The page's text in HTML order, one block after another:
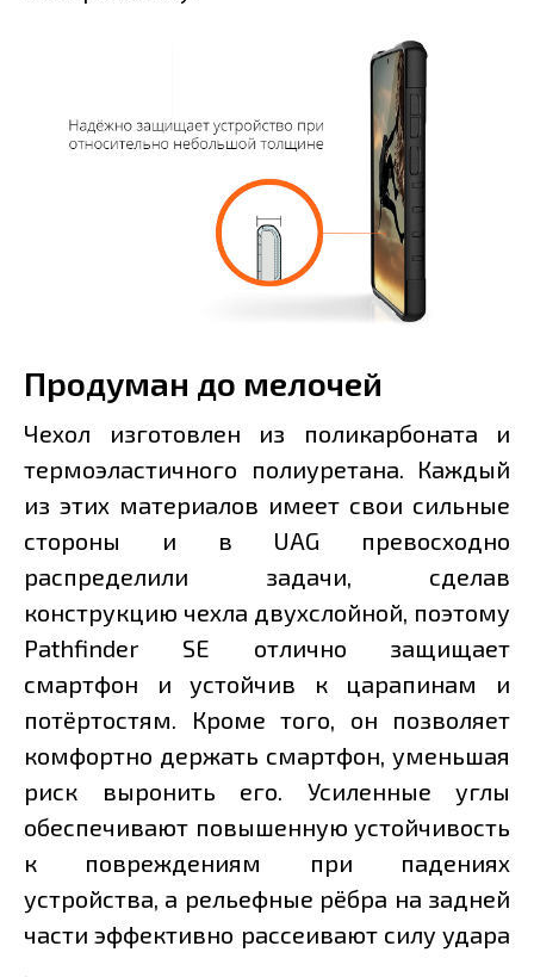
Продуман до мелочей
Чехол изготовлен из поликарбоната и
термоэластичного полиуретана. Каждый
из этих материалов имеет свои сильные
стороны и в UAG превосходно
распределили задачи, сделав
конструкцию чехла двухслойной, поэтому
Pathfinder SE отлично защищает
смартфон и устойчив к царапинам и
потёртостям. Кроме того, он позволяет
комфортно держать смартфон, уменьшая
риск выронить его. Усиленные углы
обеспечивают повышенную устойчивость
к повреждениям при падениях
устройства, а рельефные рёбра на задней
части эффективно рассеивают силу удара
.